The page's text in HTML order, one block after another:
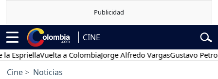
CINE
Vuelta a ColombiaJorge Alfredo VargasGustavo Petro
Cine Noticias